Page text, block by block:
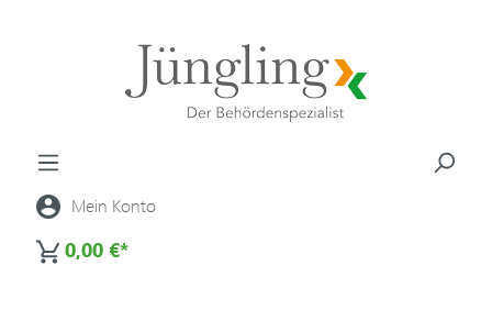
Mein Konto
0,00 €*